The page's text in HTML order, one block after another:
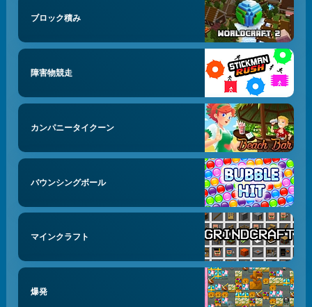
ブロック積み
障害物競走
カンパニータイクーン
バウンシングボール
マインクラフト
爆発